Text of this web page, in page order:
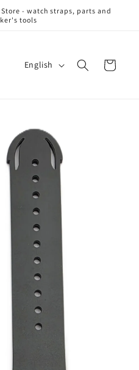
- watch straps, parts and
tools
a
g
e
English Cart